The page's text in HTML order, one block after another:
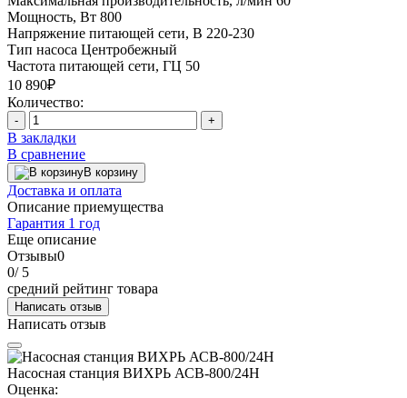
Мощность, Вт 800
Напряжение питающей сети, В 220-230
Тип насоса Центробежный
Частота питающей сети, ГЦ 50
10 890₽
Количество:
- +
В закладки
В сравнение
В корзину
Доставка и оплата
Описание приемущества
Гарантия 1 год
Еще описание
Отзывы0
0/ 5
средний рейтинг товара
Написать отзыв
Написать отзыв
Насосная станция ВИХРЬ АСВ-800/24Н
Оценка: